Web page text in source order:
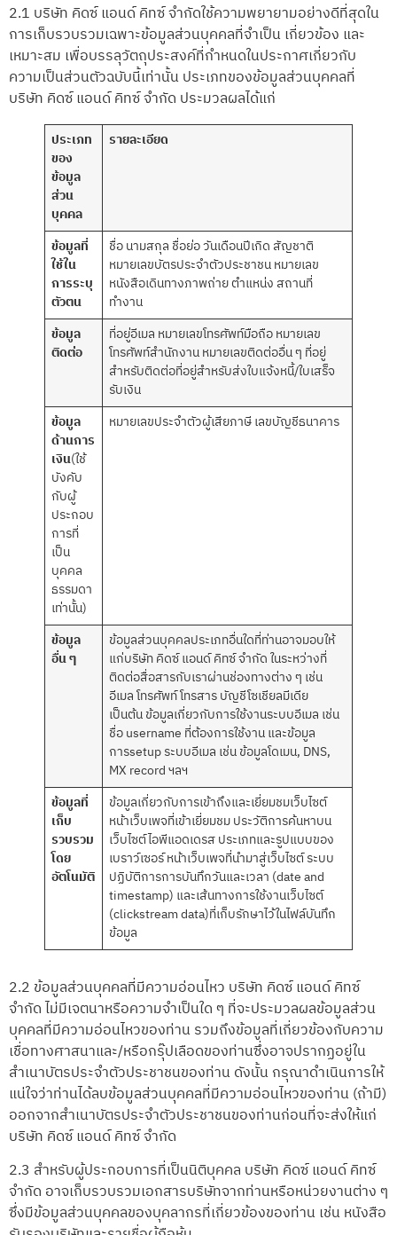
2.1 บริษัท คิดซ์ แอนด์ คิทซ์ จำกัดใช้ความพยายามอย่างดีที่สุดใน
การเก็บรวบรวมเฉพาะข้อมูลส่วนบุคคลที่จำเป็น เกี่ยวข้อง และ
เหมาะสม เพื่อบรรลุวัตถุประสงค์ที่กำหนดในประกาศเกี่ยวกับ
ความเป็นส่วนตัวฉบับนี้เท่านั้น ประเภทของข้อมูลส่วนบุคคลที่
บริษัท คิดซ์ แอนด์ คิทซ์ จำกัด ประมวลผลได้แก่
ประเภท
ของ
ข้อมูล
ส่วน
บุคคล
รายละเอียด
ข้อมูลที่
ใช้ใน
การระบุ
ตัวตน
ชื่อ นามสกุล ชื่อย่อ วันเดือนปีเกิด สัญชาติ
หมายเลขบัตรประจำตัวประชาชน หมายเลข
หนังสือเดินทางภาพถ่าย ตำแหน่ง สถานที่
ทำงาน
ข้อมูล
ติดต่อ
ที่อยู่อีเมล หมายเลขโทรศัพท์มือถือ หมายเลข
โทรศัพท์สำนักงาน หมายเลขติดต่ออื่น ๆ ที่อยู่
สำหรับติดต่อที่อยู่สำหรับส่งใบแจ้งหนี้/ใบเสร็จ
รับเงิน
ข้อมูล
ด้านการ
เงิน(ใช้
บังคับ
กับผู้
ประกอบ
การที่
เป็น
บุคคล
ธรรมดา
เท่านั้น)
หมายเลขประจำตัวผู้เสียภาษี เลขบัญชีธนาคาร
ข้อมูล
อื่น ๆ
ข้อมูลส่วนบุคคลประเภทอื่นใดที่ท่านอาจมอบให้
แก่บริษัท คิดซ์ แอนด์ คิทซ์ จำกัด ในระหว่างที่
ติดต่อสื่อสารกับเราผ่านช่องทางต่าง ๆ เช่น
อีเมล โทรศัพท์ โทรสาร บัญชีโซเชียลมีเดีย
เป็นต้น ข้อมูลเกี่ยวกับการใช้งานระบบอีเมล เช่น
ชื่อ username ที่ต้องการใช้งาน และข้อมูล
การsetup ระบบอีเมล เช่น ข้อมูลโดเมน, DNS,
MX record ฯลฯ
ข้อมูลที่
เก็บ
รวบรวม
โดย
อัตโนมัติ
ข้อมูลเกี่ยวกับการเข้าถึงและเยี่ยมชมเว็บไซต์
หน้าเว็บเพจที่เข้าเยี่ยมชม ประวัติการค้นหาบน
เว็บไซต์ไอพีแอดเดรส ประเภทและรูปแบบของ
เบราว์เซอร์ หน้าเว็บเพจที่นำมาสู่เว็บไซต์ ระบบ
ปฏิบัติการการบันทึกวันและเวลา (date and
timestamp) และเส้นทางการใช้งานเว็บไซต์
(clickstream data)ที่เก็บรักษาไว้ในไฟล์บันทึก
ข้อมูล
2.2 ข้อมูลส่วนบุคคลที่มีความอ่อนไหว บริษัท คิดซ์ แอนด์ คิทซ์
จำกัด ไม่มีเจตนาหรือความจำเป็นใด ๆ ที่จะประมวลผลข้อมูลส่วน
บุคคลที่มีความอ่อนไหวของท่าน รวมถึงข้อมูลที่เกี่ยวข้องกับความ
เชื่อทางศาสนาและ/หรือกรุ๊ปเลือดของท่านซึ่งอาจปรากฏอยู่ใน
สำเนาบัตรประจำตัวประชาชนของท่าน ดังนั้น กรุณาดำเนินการให้
แน่ใจว่าท่านได้ลบข้อมูลส่วนบุคคลที่มีความอ่อนไหวของท่าน (ถ้ามี)
ออกจากสำเนาบัตรประจำตัวประชาชนของท่านก่อนที่จะส่งให้แก่
บริษัท คิดซ์ แอนด์ คิทซ์ จำกัด
2.3 สำหรับผู้ประกอบการที่เป็นนิติบุคคล บริษัท คิดซ์ แอนด์ คิทซ์
จำกัด อาจเก็บรวบรวมเอกสารบริษัทจากท่านหรือหน่วยงานต่าง ๆ
ซึ่งมีข้อมูลส่วนบุคคลของบุคลากรที่เกี่ยวข้องของท่าน เช่น หนังสือ